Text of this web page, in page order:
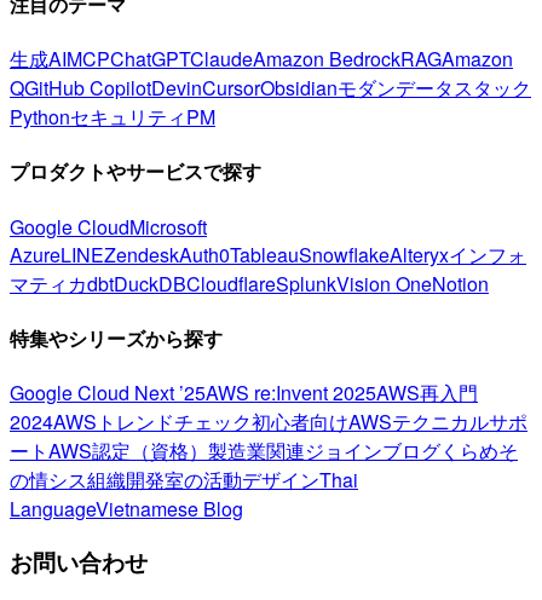
生成AIMCPChatGPTClaudeAmazon BedrockRAGAmazon
QGitHub CopilotDevinCursorObsidianモダンデータスタック
PythonセキュリティPM
プロダクトやサービスで探す
Google CloudMicrosoft
AzureLINEZendeskAuth0TableauSnowflakeAlteryxインフォ
マティカdbtDuckDBCloudflareSplunkVision OneNotion
特集やシリーズから探す
Google Cloud Next ’25AWS re:Invent 2025AWS再入門
2024AWSトレンドチェック初心者向けAWSテクニカルサポ
ートAWS認定（資格） 製造業関連ジョインブログくらめそ
の情シス組織開発室の活動デザインThai
LanguageVietnamese Blog
お問い合わせ